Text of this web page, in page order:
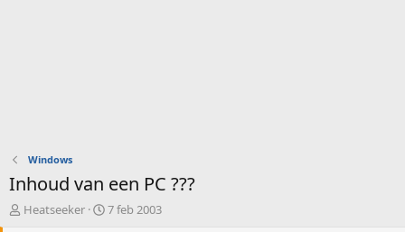
Windows
Inhoud van een PC ???
O
Heatseeker
S
7 feb 2003